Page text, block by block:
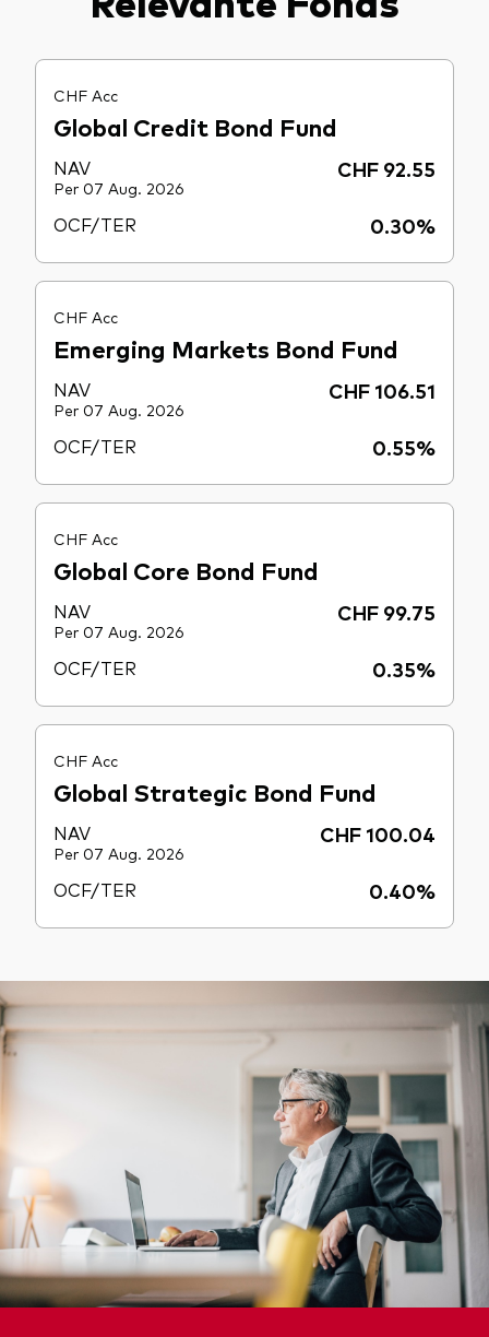
CHF Acc
Global Credit Bond Fund
NAV CHF 92.55
Per 07 Aug. 2026
OCF/TER 0.30%
CHF Acc
Emerging Markets Bond Fund
NAV CHF 106.51
Per 07 Aug. 2026
OCF/TER 0.55%
CHF Acc
Global Core Bond Fund
NAV CHF 99.75
Per 07 Aug. 2026
OCF/TER 0.35%
CHF Acc
Global Strategic Bond Fund
NAV CHF 100.04
Per 07 Aug. 2026
OCF/TER 0.40%